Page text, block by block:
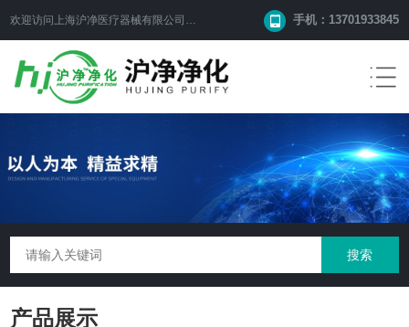
欢迎访问上海沪净医疗器械有限公司网站！ 手机：13701933845
产品展示